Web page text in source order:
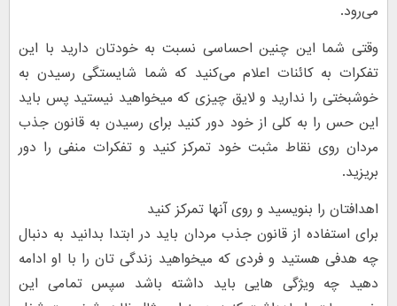
می‌رود.
وقتی شما این چنین احساسی نسبت به خودتان دارید با این
تفکرات به کائنات اعلام می‌کنید که شما شایستگی رسیدن به
خوشبختی را ندارید و لایق چیزی که میخواهید نیستید پس باید
این حس را به کلی از خود دور کنید برای رسیدن به قانون جذب
مردان روی نقاط مثبت خود تمرکز کنید و تفکرات منفی را دور
بریزید.
اهدافتان را بنویسید و روی آنها تمرکز کنید
برای استفاده از قانون جذب مردان باید در ابتدا بدانید به دنبال
چه هدفی هستید و فردی که میخواهید زندگی تان را با او ادامه
دهید چه ویژگی هایی باید داشته باشد سپس تمامی این